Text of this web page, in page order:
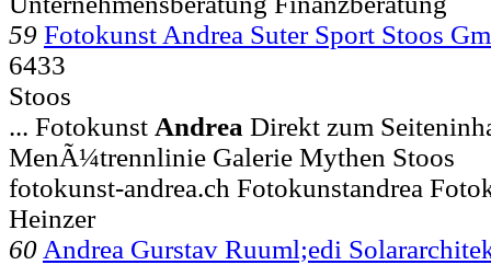
59 Fotokunst Andrea Suter Sport Stoos
6433
Stoos
... Fotokunst Andrea Direkt zum
MenÃ¼trennlinie Galerie Mythen Stoos
fotokunst-andrea.ch Fotokunstandrea
Heinzer
60 Andrea Gurstav Ruuml;edi